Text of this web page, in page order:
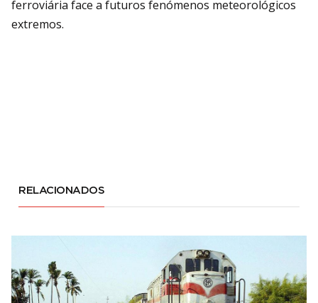
ferroviária face a futuros fenómenos meteorológicos
extremos.
RELACIONADOS